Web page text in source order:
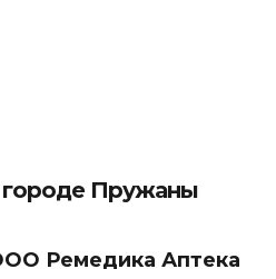
городе Пружаны
Ремедика Аптека